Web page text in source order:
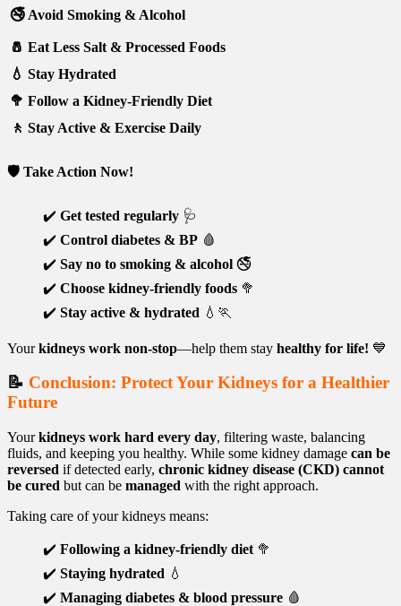
🚭 Avoid Smoking & Alcohol
🧂 Eat Less Salt & Processed Foods
💧 Stay Hydrated
🥦 Follow a Kidney-Friendly Diet
🚶 Stay Active & Exercise Daily
🛡️ Take Action Now!
✔️ Get tested regularly 🩺
✔️ Control diabetes & BP 🩸
✔️ Say no to smoking & alcohol 🚭
✔️ Choose kidney-friendly foods 🥦
✔️ Stay active & hydrated 💧🏃
Yourkidneys work non-stop—help them stay healthy for life! 💙
📝 Conclusion: Protect Your Kidneys for a Healthier
Future
Yourkidneys work hard every day, filtering waste, balancing
fluids, and keeping you healthy. While some kidney damage can be
reversed if detected early, chronic kidney disease (CKD) cannot
be cured but can be managed with the right approach.
Taking care of your kidneys means:
✔️ Following a kidney-friendly diet 🥦
✔️ Staying hydrated 💧
✔️ Managing diabetes & blood pressure 🩸